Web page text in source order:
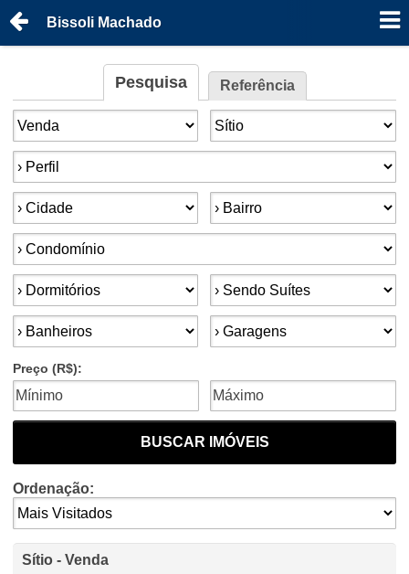
Bissoli Machado
Pesquisa Referência
Finalidade: Tipo de imóvel:
Perfil:
Cidade: Bairro:
Condomínios:
Dormitórios: Suítes:
Banheiros: Garagens:
Preço (R$):
BUSCAR IMÓVEIS
Ordenação:
Sítio - Venda